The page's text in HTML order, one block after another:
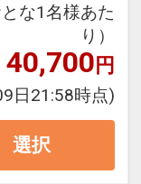
1人2枚、
4枚※以
メニューか
はホテル
、カレンダ
される
ご確認くだ
て人数・
な1名様あた
り）
40,700円
日21:58時点)
選択